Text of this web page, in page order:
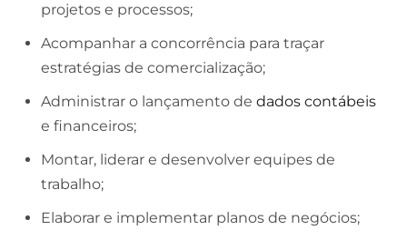
projetos e processos;
Acompanhar a concorrência para traçar
estratégias de comercialização;
Administrar o lançamento de dados contábeis
e financeiros;
Montar, liderar e desenvolver equipes de
trabalho;
Elaborar e implementar planos de negócios;